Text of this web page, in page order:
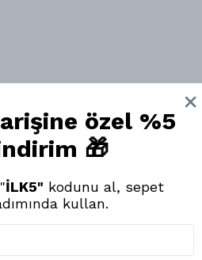
özel %5
🎁
İLK5" kodunu al, sepet
kullan.